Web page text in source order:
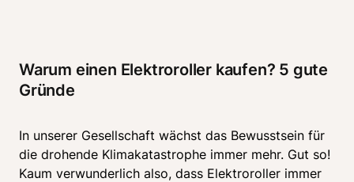
Warum einen Elektroroller kaufen? 5 gute
Gründe
In unserer Gesellschaft wächst das Bewusstsein für
die drohende Klimakatastrophe immer mehr. Gut so!
Kaum verwunderlich also, dass Elektroroller immer